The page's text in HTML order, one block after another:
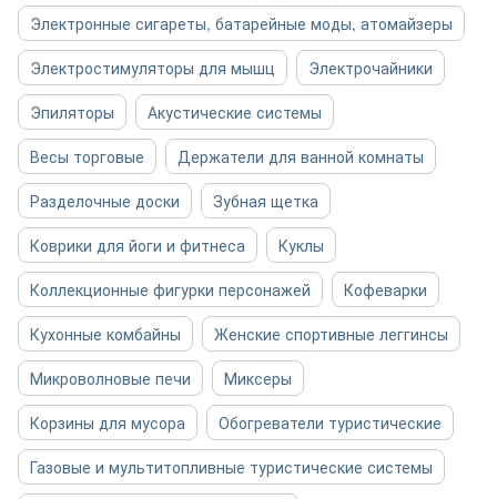
Электронные сигареты, батарейные моды, атомайзеры
Электростимуляторы для мышц
Электрочайники
Эпиляторы
Акустические системы
Весы торговые
Держатели для ванной комнаты
Разделочные доски
Зубная щетка
Коврики для йоги и фитнеса
Куклы
Коллекционные фигурки персонажей
Кофеварки
Кухонные комбайны
Женские спортивные леггинсы
Микроволновые печи
Миксеры
Корзины для мусора
Обогреватели туристические
Газовые и мультитопливные туристические системы